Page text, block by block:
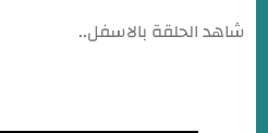
شاهد الحلقة بالاسفل..